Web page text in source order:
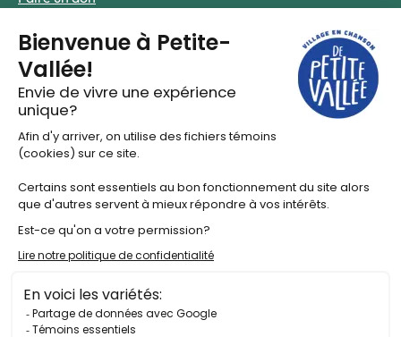
Infos pratiques
Foire aux questions
Nous joindre
Le hub de contenus
Actualités